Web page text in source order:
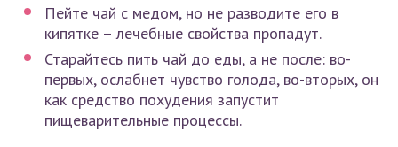
Пейте чай с медом, но не разводите его в
кипятке – лечебные свойства пропадут.
Старайтесь пить чай до еды, а не после: во-
первых, ослабнет чувство голода, во-вторых, он
как средство похудения запустит
пищеварительные процессы.